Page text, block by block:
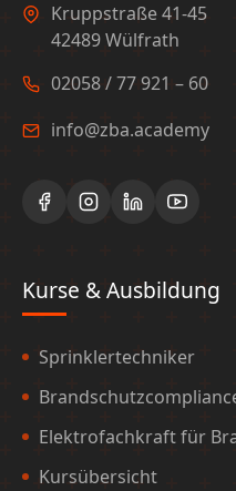
Kruppstraße 41-45
42489 Wülfrath
02058 / 77 921 – 60
info@zba.academy
Kurse & Ausbildung
Sprinklertechniker
Elektrofachkraft für
Kursübersicht